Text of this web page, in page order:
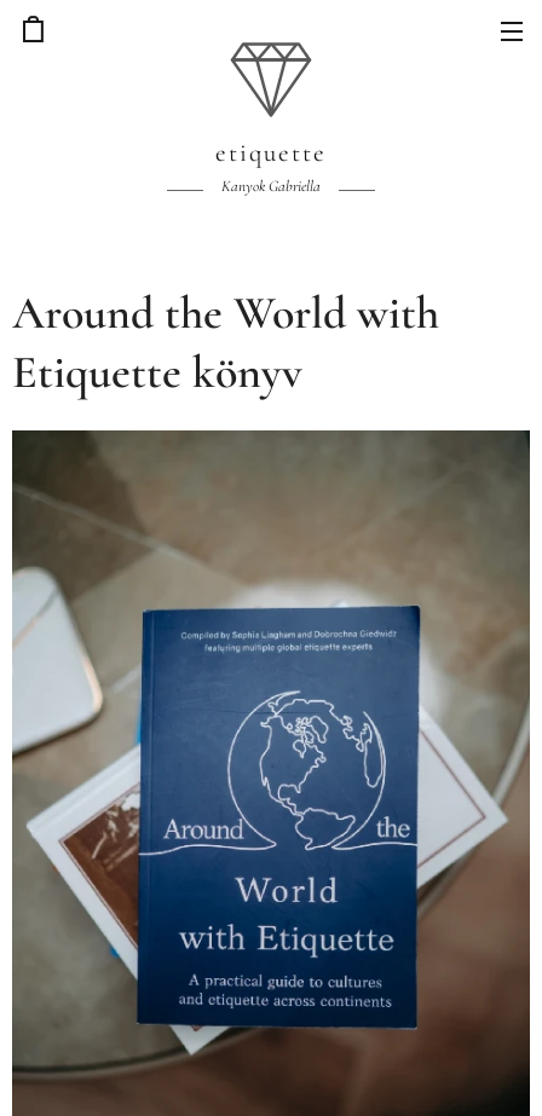
etiquette
Kanyok Gabriella
Around the World with
Etiquette könyv